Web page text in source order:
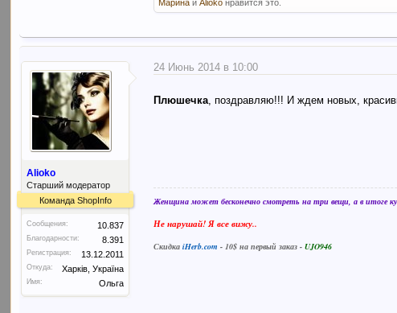
Марина иAlioko нравится это.
Alioko
Старший модератор
Команда ShopInfo
Сообщения: 10.837
Благодарности: 8.391
Регистрация: 13.12.2011
Откуда: Харків, Україна
Имя: Ольга
24 Июнь 2014 в 10:00
Плюшечка , поздравляю!!! И ждем новых,
Женщина может бесконечно смотреть на три вещи, а в итоге
Не нарушай! Я все вижу..
СкидкаiHerb.com - 10$ на первый заказ -UJO946